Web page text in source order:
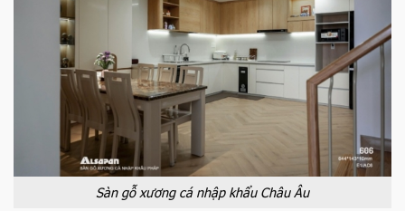
Sàn gỗ xương cá nhập khẩu Châu Âu